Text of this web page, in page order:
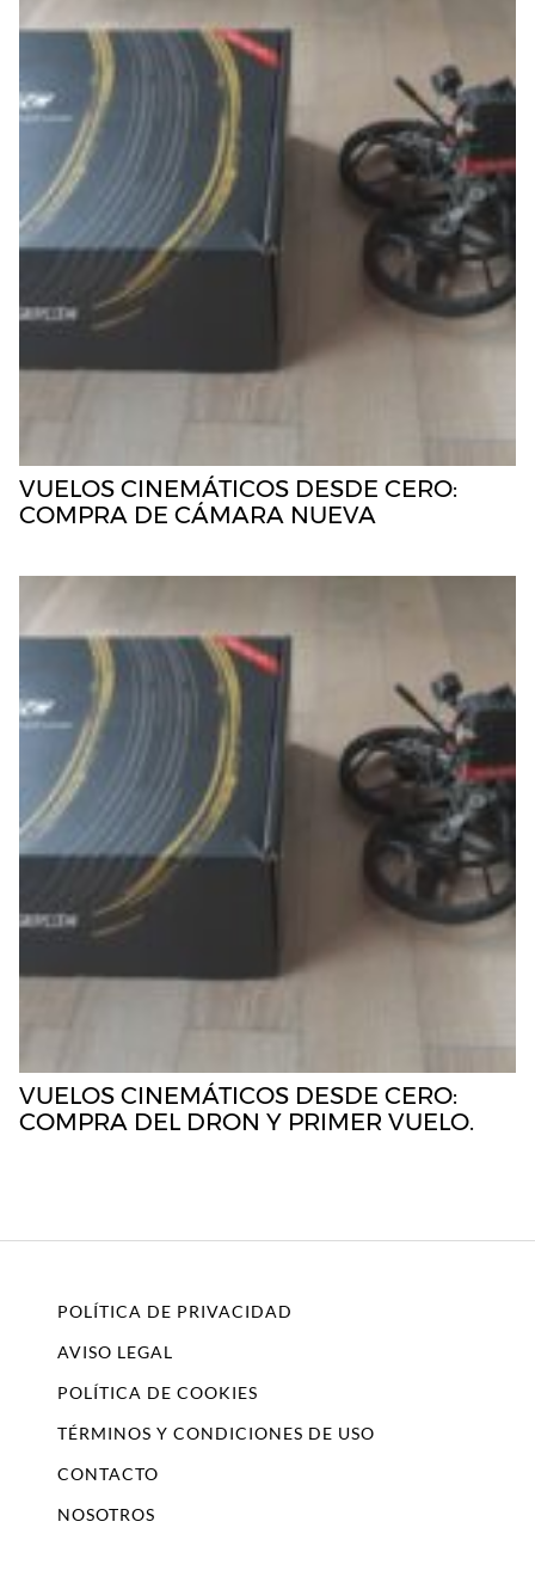
VUELOS CINEMÁTICOS DESDE CERO:
COMPRA DE CÁMARA NUEVA
VUELOS CINEMÁTICOS DESDE CERO:
COMPRA DEL DRON Y PRIMER VUELO.
POLÍTICA DE PRIVACIDAD
AVISO LEGAL
POLÍTICA DE COOKIES
TÉRMINOS Y CONDICIONES DE USO
CONTACTO
NOSOTROS